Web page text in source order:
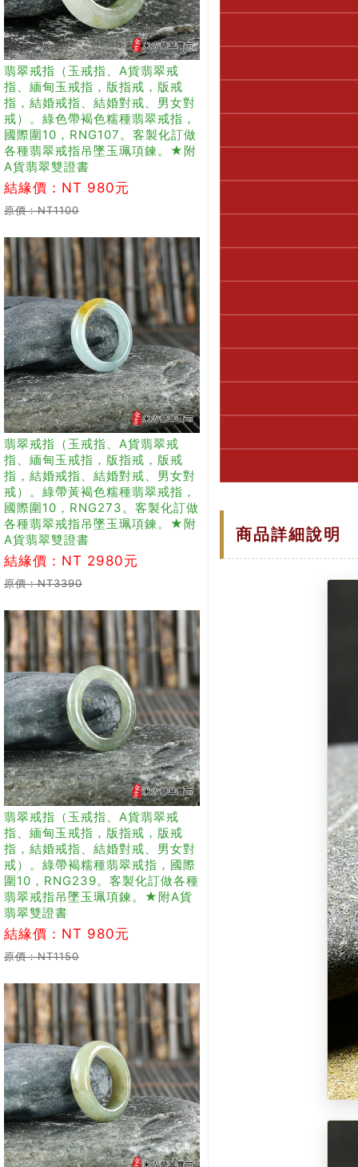
翡翠戒指（玉戒指、A貨翡翠戒
指、緬甸玉戒指，版指戒，版戒
指，結婚戒指、結婚對戒、男女對
戒）。綠色帶褐色糯種翡翠戒指，
國際圍10，RNG107。客製化訂做
各種翡翠戒指吊墜玉珮項鍊。★附
A貨翡翠雙證書
結緣價：NT 980元
原價：NT1100
翡翠戒指（玉戒指、A貨翡翠戒
指、緬甸玉戒指，版指戒，版戒
指，結婚戒指、結婚對戒、男女對
戒）。綠帶黃褐色糯種翡翠戒指，
國際圍10，RNG273。客製化訂做
各種翡翠戒指吊墜玉珮項鍊。★附
A貨翡翠雙證書
結緣價：NT 2980元
原價：NT3390
翡翠戒指（玉戒指、A貨翡翠戒
指、緬甸玉戒指，版指戒，版戒
指，結婚戒指、結婚對戒、男女對
戒）。綠帶褐糯種翡翠戒指，國際
圍10，RNG239。客製化訂做各種
翡翠戒指吊墜玉珮項鍊。★附A貨
翡翠雙證書
結緣價：NT 980元
原價：NT1150
商品詳細說明